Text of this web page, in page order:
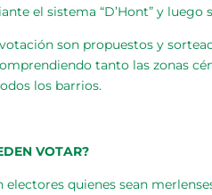
el sistema “D’Hont” y
son propuestos y
tanto las zonas
los barrios.
VOTAR?
electores quienes sean